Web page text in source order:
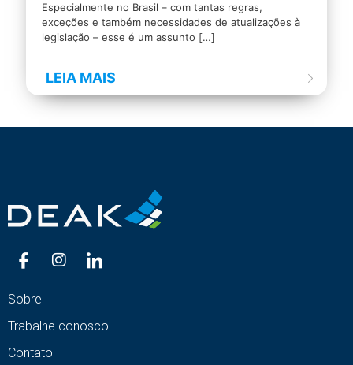
Especialmente no Brasil – com tantas regras,
exceções e também necessidades de atualizações à
legislação – esse é um assunto […]
LEIA MAIS
Sobre
Trabalhe conosco
Contato